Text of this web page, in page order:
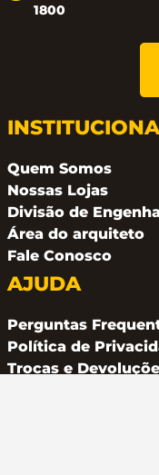
1800
Quem Somos
Nossas Lojas
Divisão de
Área do arquiteto
Fale Conosco
AJUDA
Perguntas
Política de
Trocas e